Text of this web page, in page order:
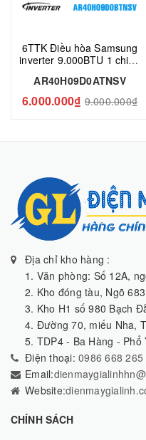
6TTK Điều hòa Samsung
inverter 9.000BTU 1 chiều
AR40H09D0ATNSV
6.000.000₫ 9.000.000₫
Địa chỉ kho hàng :
1. Văn phòng: Số 12A,
2. Kho đóng tàu, Ngõ
3. Kho H1 số 980 Bạch
4. Đường 70, miếu Nha,
5. TDP4 - Ba Hàng - Phổ
Điện thoại: 0986 668 265
Email:
Website:
CHÍNH SÁCH